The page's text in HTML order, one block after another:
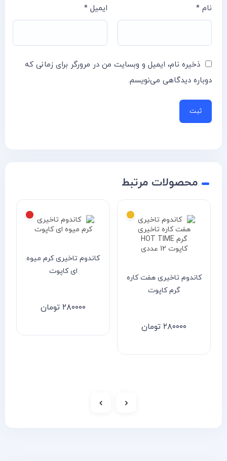
نام * ایمیل*
ذخیره نام، ایمیل و وبسایت من در مرورگر برای زمانی که
دوباره دیدگاهی می‌نویسم.
محصولات مرتبط
کاندوم تاخیری هفت کاره
گرم کاپوت
۲۸۰۰۰۰ تومان
کاندوم تاخیری کرم میوه
ای کاپوت
۲۸۰۰۰۰ تومان
‹
›